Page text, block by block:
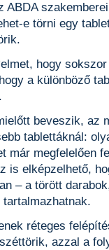
e törni egy
hogy
a különböző
beveszik, az
tablettáknál:
már megfelelően
is elképzelhető,
– a törött
réteges
azzal a